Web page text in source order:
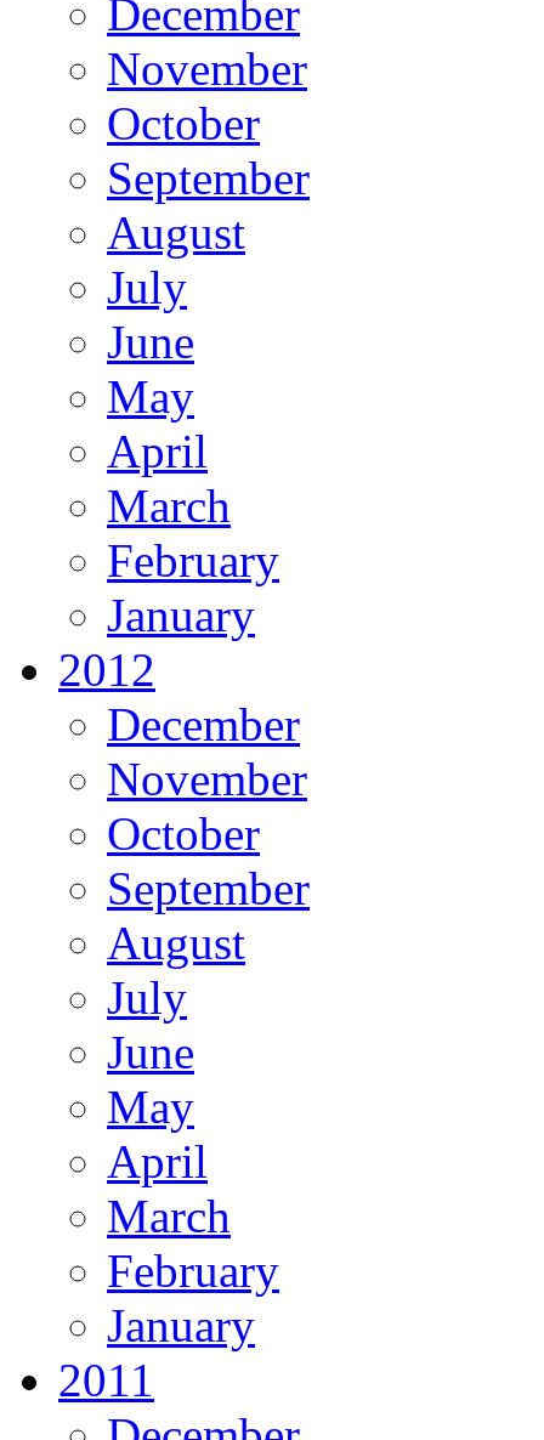
December
November
October
September
August
July
June
May
April
March
February
January
2012
December
November
October
September
August
July
June
May
April
March
February
January
2011